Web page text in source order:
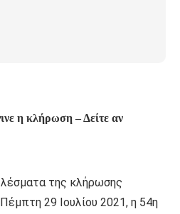
η κλήρωση – Δείτε αν
της κλήρωσης
29 Ιουλίου 2021, η 54η